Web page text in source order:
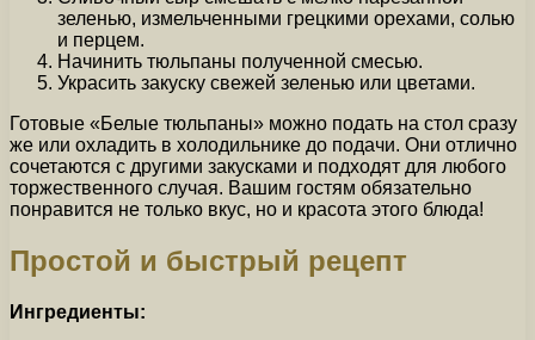
зеленью, измельченными грецкими орехами, солью
и перцем.
Начинить тюльпаны полученной смесью.
Украсить закуску свежей зеленью или цветами.
Готовые «Белые тюльпаны» можно подать на стол сразу
же или охладить в холодильнике до подачи. Они отлично
сочетаются с другими закусками и подходят для любого
торжественного случая. Вашим гостям обязательно
понравится не только вкус, но и красота этого блюда!
Простой и быстрый рецепт
Ингредиенты: